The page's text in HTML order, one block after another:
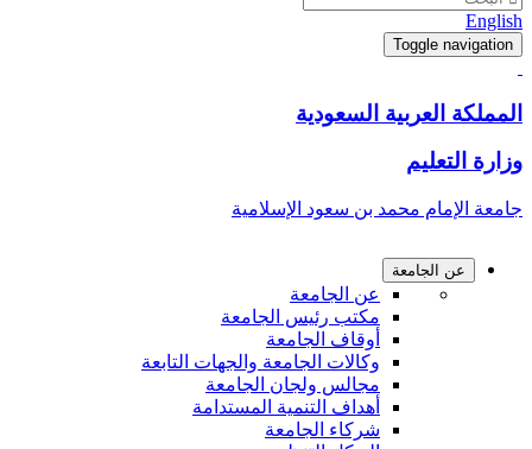
English
Toggle navigation
المملكة العربية السعودية
وزارة التعليم
جامعة الإمام محمد بن سعود الإسلامية
عن الجامعة
عن الجامعة
مكتب رئيس الجامعة
أوقاف الجامعة
وكالات الجامعة والجهات التابعة
مجالس ولجان الجامعة
أهداف التنمية المستدامة
شركاء الجامعة